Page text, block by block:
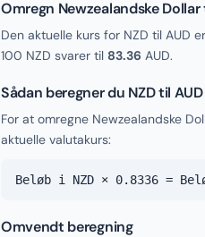
Omregn Newzealandske
Den aktuelle kurs for NZD til AUD er
100 NZD svarer til 83.36 AUD.
Sådan beregner du NZD til AUD
For at omregne Newzealandske
aktuelle valutakurs:
Beløb i NZD × 0.8336 =
Omvendt beregning